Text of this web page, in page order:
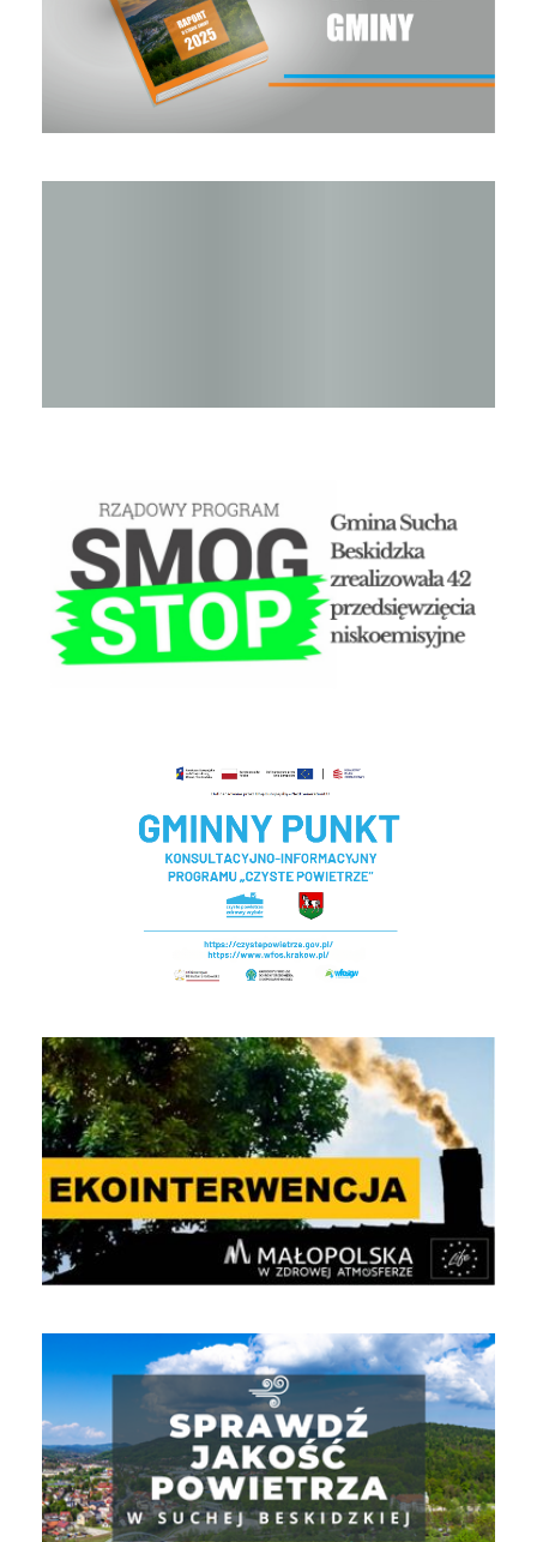
EKOINTERWENCJA